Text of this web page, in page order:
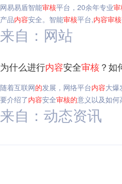
网易易盾智能审核平台，20余年专业
产品内容安全。智能审核平台,内容审核
来自：网站
为什么进行内容安全审核？如
随着互联网的发展，网络平台内容大爆
要介绍了内容安全审核的意义以及如何
来自：动态资讯